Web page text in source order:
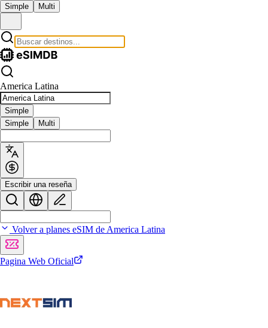
Simple Multi
America Latina
Simple
Simple
Multi
Escribir una reseña
Volver a planes eSIM de America Latina
Pagina Web Oficial